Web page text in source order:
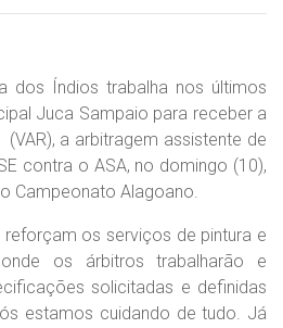
dos Índios trabalha nos últimos
Juca Sampaio para receber a
a arbitragem assistente de
contra o ASA, no domingo (10),
Campeonato Alagoano.
os serviços de pintura e
os árbitros trabalharão e
solicitadas e definidas
estamos cuidando de tudo. Já